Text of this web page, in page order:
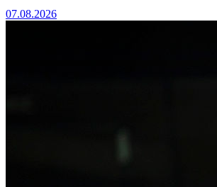
07.08.2026